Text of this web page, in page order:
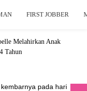
FIRST JOBBER
Melahirkan Anak
Tahun